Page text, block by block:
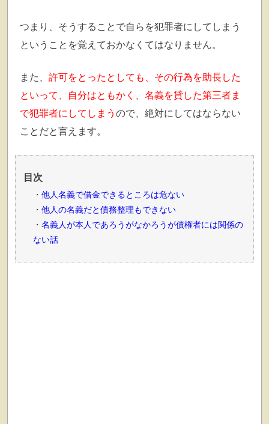
つまり、そうすることで自らを犯罪者にしてしまう
ということを覚えておかなくてはなりません。
また、 許可をとったとしても、その行為を助長した
といって、自分はともかく、名義を貸した第三者ま
で犯罪者にしてしまう ので、絶対にしてはならない
ことだと言えます。
目次
他人名義で借金できるところは危ない
他人の名義だと債務整理もできない
名義人が本人であろうがなかろうが債権者には関係の
ない話